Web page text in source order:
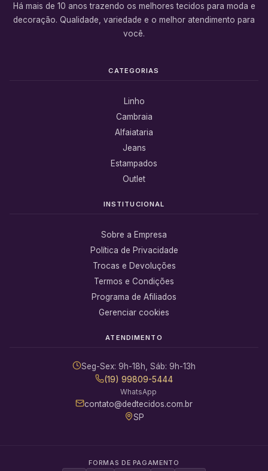
Há mais de 10 anos trazendo os melhores tecidos para moda e
decoração. Qualidade, variedade e o melhor atendimento para
você.
CATEGORIAS
Linho
Cambraia
Alfaiataria
Jeans
Estampados
Outlet
INSTITUCIONAL
Sobre a Empresa
Política de Privacidade
Trocas e Devoluções
Termos e Condições
Programa de Afiliados
Gerenciar cookies
ATENDIMENTO
Seg-Sex: 9h-18h, Sáb: 9h-13h
(19) 99809-5444
WhatsApp
contato@dedtecidos.com.br
SP
FORMAS DE PAGAMENTO